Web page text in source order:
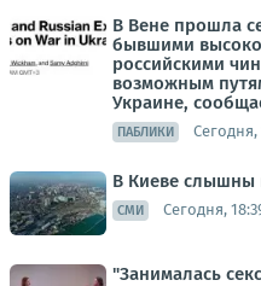
В Вене прошла
бывшими
российскими
возможным
Украине,
ПАБЛИКИ Сегодня,
В Киеве слышны
СМИ Сегодня,
"Занималась